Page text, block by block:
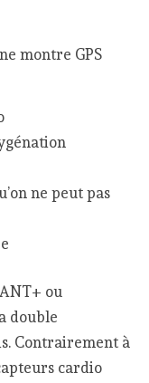
montre GPS
ne peut pas
ou
double
Contrairement à
cardio